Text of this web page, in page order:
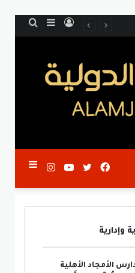
بحثإضافة
تسجيل
إضافة
انستقراميوتيوبتويتر
فيسبوك
وإدارية
الأمجاد الأهلية